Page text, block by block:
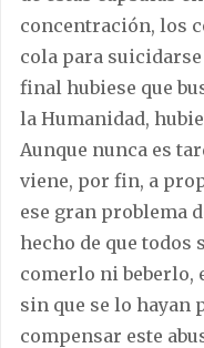
concentración, los
cola para
final hubiese que
la Humanidad,
Aunque nunca es
viene, por fin, a
ese gran problema
hecho de que
comerlo ni beberlo,
sin que se lo hayan
compensar este